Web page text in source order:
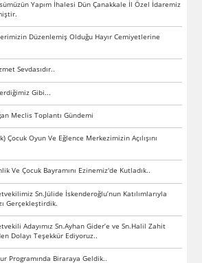
Yapım İhalesi Dün Çanakkale İl Özel İdaremiz
Düzenlemiş Olduğu Hayır Cemiyetlerine
Sevdasıdır..
Gibi...
Meclis Toplantı Gündemi
Çocuk Oyun Ve Eğlence Merkezimizin Açılışını
Ve Çocuk Bayramını Ezinemiz'de Kutladık..
Sn.Jülide İskenderoğlu’nun Katılımlarıyla
Gerçekleştirdik.
Adayımız Sn.Ayhan Gider’e ve Sn.Halil Zahit
Dolayı Teşekkür Ediyoruz..
Programında Biraraya Geldik..